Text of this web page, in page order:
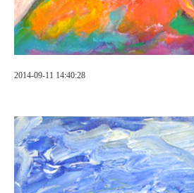
2014-09-11 14:40:28